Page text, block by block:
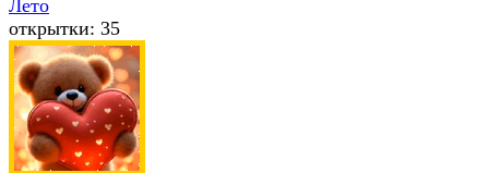
Лето
открытки: 35